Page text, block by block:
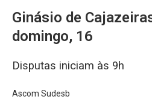
Ginásio de
domingo, 16
Disputas iniciam às 9h
Ascom Sudesb